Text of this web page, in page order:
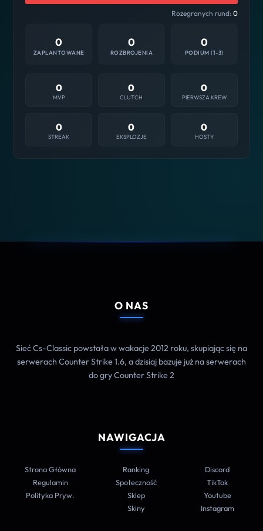
Rozegranych rund: 0
0
ZAPLANTOWANE
0
ROZBROJENIA
0
PODIUM (1-3)
0
MVP
0
CLUTCH
0
PIERWSZA KREW
0
STREAK
0
EKSPLOZJE
0
HOSTY
O NAS
Sieć Cs-Classic powstała w wakacje 2012 roku, skupiając się na
serwerach Counter Strike 1.6, a dzisiaj bazuje już na serwerach
do gry Counter Strike 2
NAWIGACJA
Strona Główna
Regulamin
Polityka Pryw.
Ranking
Społeczność
Sklep
Skiny
Discord
TikTok
Youtube
Instagram